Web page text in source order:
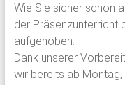
Wie Sie sicher schon
der Präsenzunterricht
aufgehoben.
Dank unserer
wir bereits ab